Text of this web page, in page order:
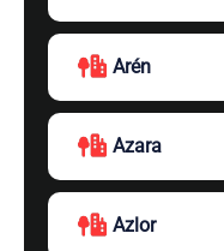
Arén
Azara
Azlor